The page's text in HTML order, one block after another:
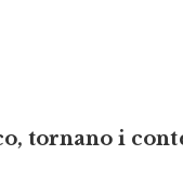
tornano i